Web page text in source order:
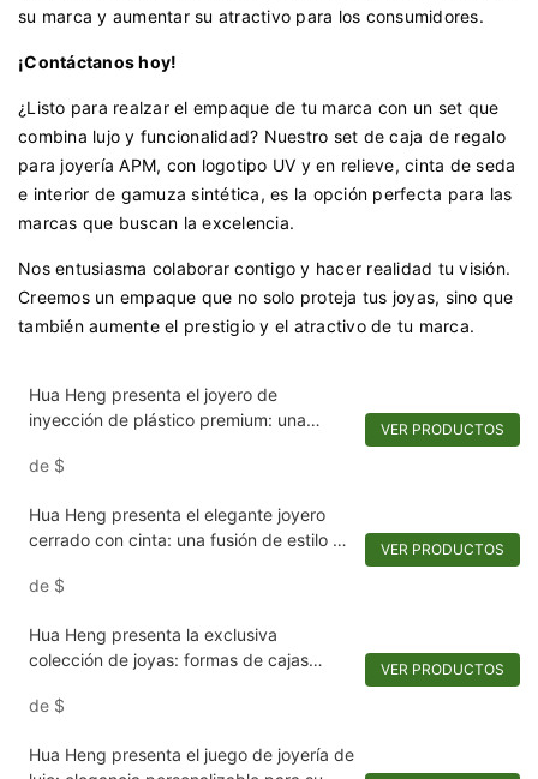
su marca y aumentar su atractivo para los consumidores.
¡Contáctanos hoy!
¿Listo para realzar el empaque de tu marca con un set que
combina lujo y funcionalidad? Nuestro set de caja de regalo
para joyería APM, con logotipo UV y en relieve, cinta de seda
e interior de gamuza sintética, es la opción perfecta para las
marcas que buscan la excelencia.
Nos entusiasma colaborar contigo y hacer realidad tu visión.
Creemos un empaque que no solo proteja tus joyas, sino que
también aumente el prestigio y el atractivo de tu marca.
Hua Heng presenta el joyero de
inyección de plástico premium: una
de $
VER PRODUCTOS
Hua Heng presenta el elegante joyero
cerrado con cinta: una fusión de estilo y
de $
VER PRODUCTOS
Hua Heng presenta la exclusiva
colección de joyas: formas de cajas
de $
VER PRODUCTOS
Hua Heng presenta el juego de joyería de